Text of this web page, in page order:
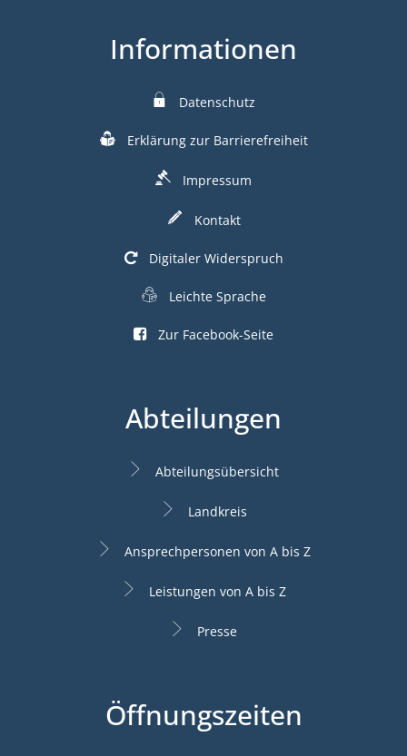
Informationen
Datenschutz
Erklärung zur Barrierefreiheit
Impressum
Kontakt
Digitaler Widerspruch
Leichte Sprache
Zur Facebook-Seite
Abteilungen
Abteilungsübersicht
Landkreis
Ansprechpersonen von A bis Z
Leistungen von A bis Z
Presse
Öffnungszeiten